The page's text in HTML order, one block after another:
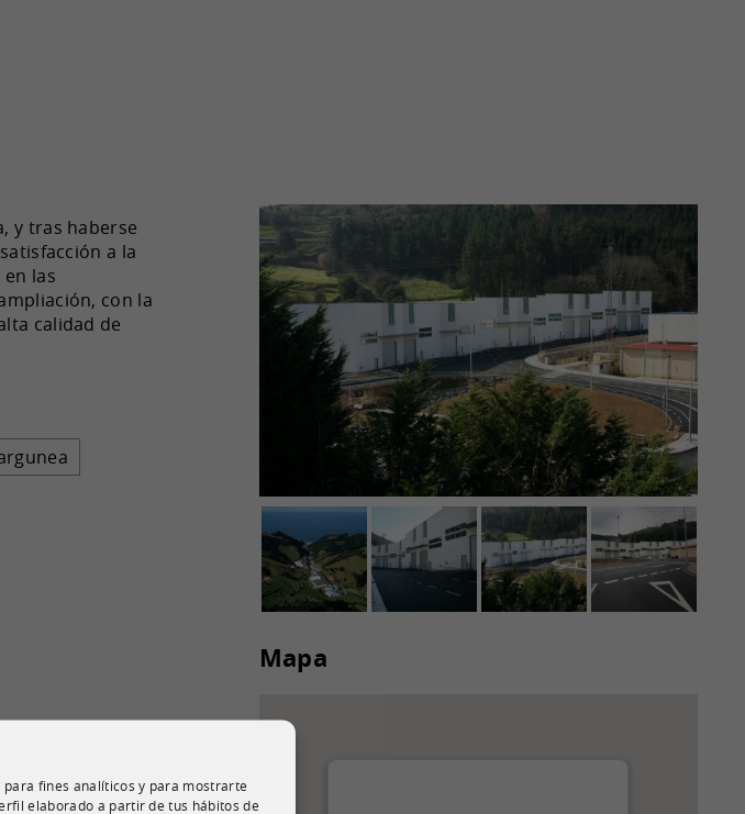
fines analíticos y para mostrarte
elaborado a partir de tus hábitos de
Mapa
y tras haberse
a la
las
con la
calidad de